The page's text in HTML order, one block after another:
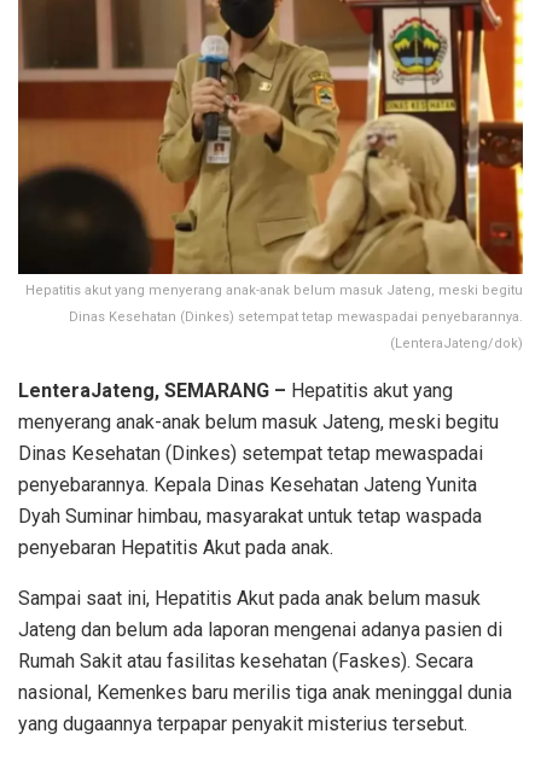
Hepatitis akut yang menyerang anak-anak belum masuk Jateng, meski begitu
Dinas Kesehatan (Dinkes) setempat tetap mewaspadai penyebarannya.
(LenteraJateng/dok)
LenteraJateng, SEMARANG – Hepatitis akut yang
menyerang anak-anak belum masuk Jateng, meski begitu
Dinas Kesehatan (Dinkes) setempat tetap mewaspadai
penyebarannya. Kepala Dinas Kesehatan Jateng Yunita
Dyah Suminar himbau, masyarakat untuk tetap waspada
penyebaran Hepatitis Akut pada anak.
Sampai saat ini, Hepatitis Akut pada anak belum masuk
Jateng dan belum ada laporan mengenai adanya pasien di
Rumah Sakit atau fasilitas kesehatan (Faskes). Secara
nasional, Kemenkes baru merilis tiga anak meninggal dunia
yang dugaannya terpapar penyakit misterius tersebut.